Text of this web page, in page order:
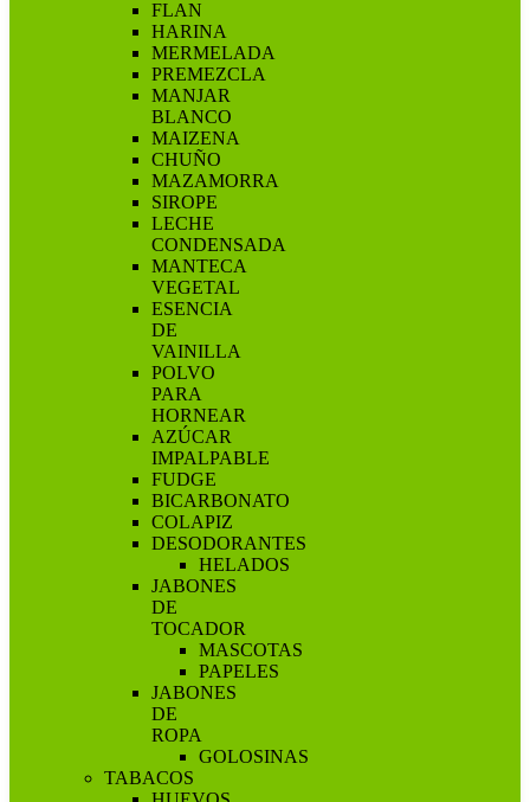
FLAN
HARINA
MERMELADA
PREMEZCLA
MANJAR
BLANCO
MAIZENA
CHUÑO
MAZAMORRA
SIROPE
LECHE
CONDENSADA
MANTECA
VEGETAL
ESENCIA
DE
VAINILLA
POLVO
PARA
HORNEAR
AZÚCAR
IMPALPABLE
FUDGE
BICARBONATO
COLAPIZ
DESODORANTES
HELADOS
JABONES
DE
TOCADOR
MASCOTAS
PAPELES
JABONES
DE
ROPA
GOLOSINAS
TABACOS